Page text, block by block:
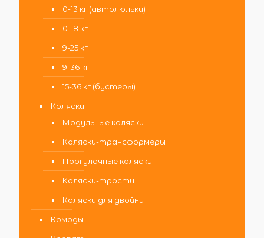
0-13 кг (автолюльки)
0-18 кг
9-25 кг
9-36 кг
15-36 кг (бустеры)
Коляски
Модульные коляски
Коляски-трансформеры
Прогулочные коляски
Коляски-трости
Коляски для двойни
Комоды